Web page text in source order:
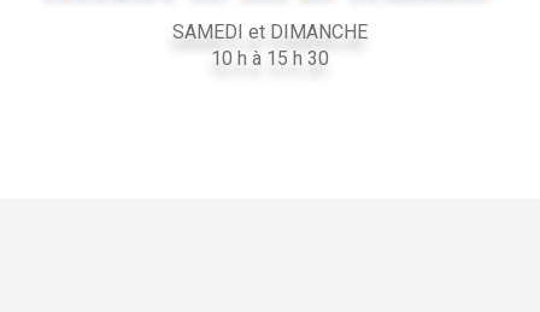
SAMEDI et DIMANCHE
10 h à 15 h 30